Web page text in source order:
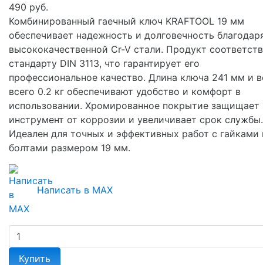
490 руб.
Комбинированный гаечный ключ KRAFTOOL 19 мм
обеспечивает надежность и долговечность
высококачественной Cr-V стали. Продукт
стандарту DIN 3113, что гарантирует его
профессиональное качество. Длина ключа 241 мм и
всего 0.2 кг обеспечивают удобство и комфорт в
использовании. Хромированное покрытие защищает
инструмент от коррозии и увеличивает срок службы.
Идеален для точных и эффективных работ с гайками
болтами размером 19 мм.
Написать в MAX
Купить